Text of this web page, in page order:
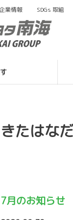
業情報 SDGs 取組
きたはな
7月のお知らせ